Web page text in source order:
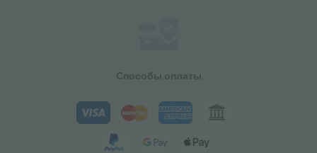
Способы оплаты